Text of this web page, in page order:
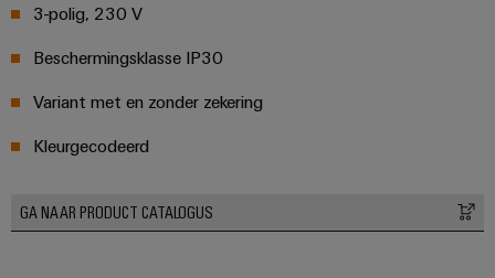
3-polig, 230 V
Beschermingsklasse IP30
Variant met en zonder zekering
Kleurgecodeerd
GA NAAR PRODUCT CATALOGUS